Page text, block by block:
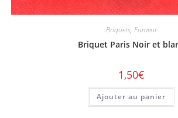
Briquets, Fumeur
Briquet Paris Noir et
1,50€
Ajouter au panier